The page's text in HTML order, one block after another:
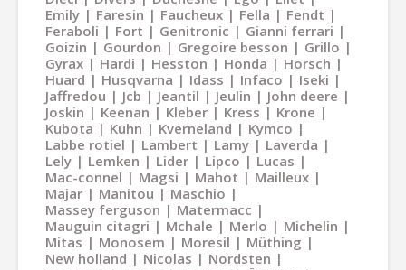
Emily
Faresin Faucheux Fella
Fendt
Feraboli
Fort Genitronic
Gianni ferrari
Goizin
Gourdon Gregoire besson
Grillo
Gyrax
Hardi Hesston Honda
Horsch
Huard
Husqvarna Idass Infaco
Iseki
Jaffredou
Jcb Jeantil Jeulin
John deere
Joskin
Keenan Kleber Kress
Krone
Kubota
Kuhn Kverneland
Kymco
Labbe rotiel
Lambert Lamy
Laverda
Lely
Lemken Lider Lipco
Lucas
Mac-connel
Magsi Mahot
Mailleux
Majar
Manitou
Maschio
Massey ferguson
Matermacc
Mauguin citagri
Mchale Merlo
Michelin
Mitas
Monosem Moresil
Müthing
New holland
Nicolas
Nordsten